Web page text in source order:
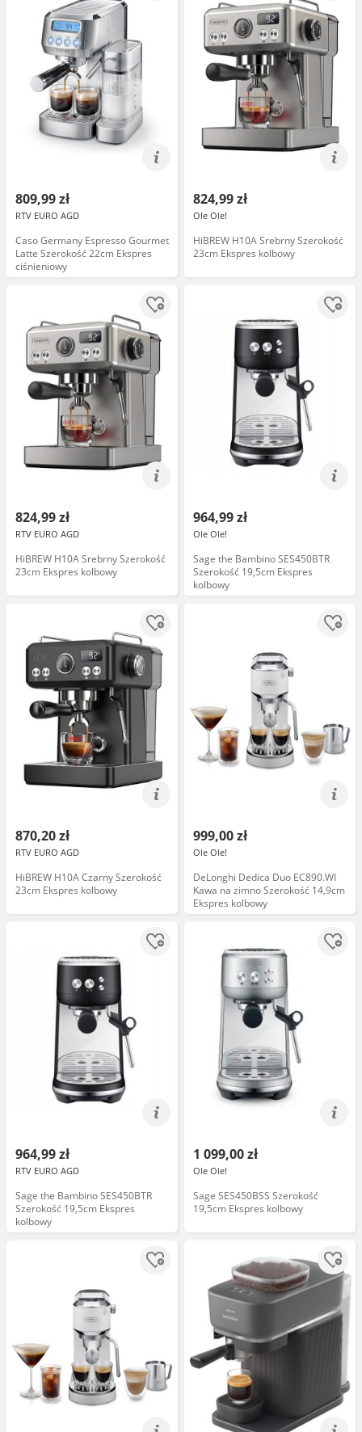
809,99 zł
RTV EURO AGD
Caso Germany Espresso Gourmet
Latte Szerokość 22cm Ekspres
ciśnieniowy
824,99 zł
Ole Ole!
HiBREW H10A Srebrny Szerokość
23cm Ekspres kolbowy
824,99 zł
RTV EURO AGD
HiBREW H10A Srebrny Szerokość
23cm Ekspres kolbowy
964,99 zł
Ole Ole!
Sage the Bambino SES450BTR
Szerokość 19,5cm Ekspres
kolbowy
870,20 zł
RTV EURO AGD
HiBREW H10A Czarny Szerokość
23cm Ekspres kolbowy
999,00 zł
Ole Ole!
DeLonghi Dedica Duo EC890.WI
Kawa na zimno Szerokość 14,9cm
Ekspres kolbowy
964,99 zł
RTV EURO AGD
Sage the Bambino SES450BTR
Szerokość 19,5cm Ekspres
kolbowy
1 099,00 zł
Ole Ole!
Sage SES450BSS Szerokość
19,5cm Ekspres kolbowy